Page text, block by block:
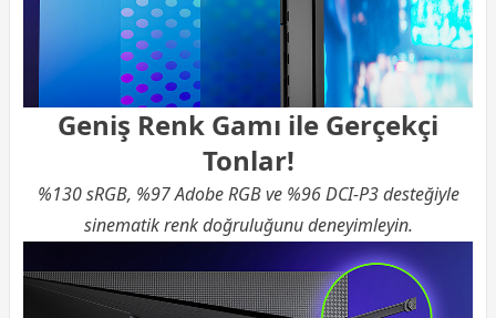
Geniş Renk Gamı ile Gerçekçi
Tonlar!
%130 sRGB, %97 Adobe RGB ve %96 DCI-P3 desteğiyle
sinematik renk doğruluğunu deneyimleyin.